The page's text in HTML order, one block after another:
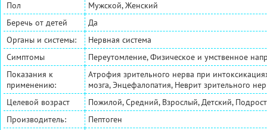
Пол
Мужской, Женский
Беречь от детей
Да
Органы и системы:
Нервная система
Симптомы
Переутомление, Физическое и умственное
Показания к
применению:
Атрофия зрительного нерва при
мозга, Энцефалопатия, Неврит зрительного
Целевой возраст
Пожилой, Средний, Взрослый, Детский,
Производитель:
Пептоген